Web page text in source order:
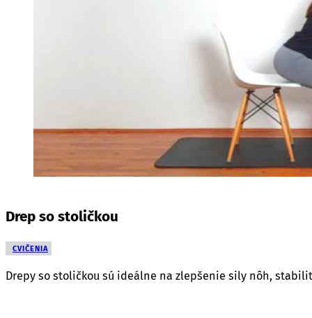
Drep so stoličkou
CVIČENIA
Drepy so stoličkou sú ideálne na zlepšenie sily nôh,